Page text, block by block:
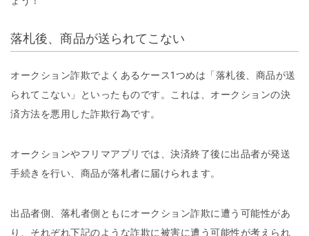
落札後、商品が送られてこない
オークション詐欺でよくあるケース1つめは「落札後、商品が送
られてこない」といったものです。これは、オークションの決
済方法を悪用した詐欺行為です。
オークションやフリマアプリでは、決済終了後に出品者が発送
手続きを行い、商品が落札者に届けられます。
出品者側、落札者側ともにオークション詐欺に遭う可能性があ
り、それぞれ下記のような詐欺に被害に遭う可能性が考えられ